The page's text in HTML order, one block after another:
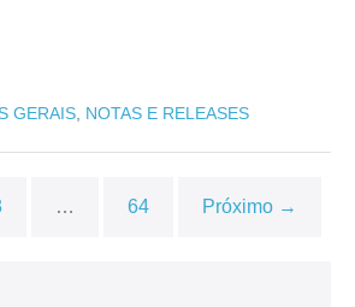
GERAIS, NOTAS E RELEASES
… 64 Próximo →